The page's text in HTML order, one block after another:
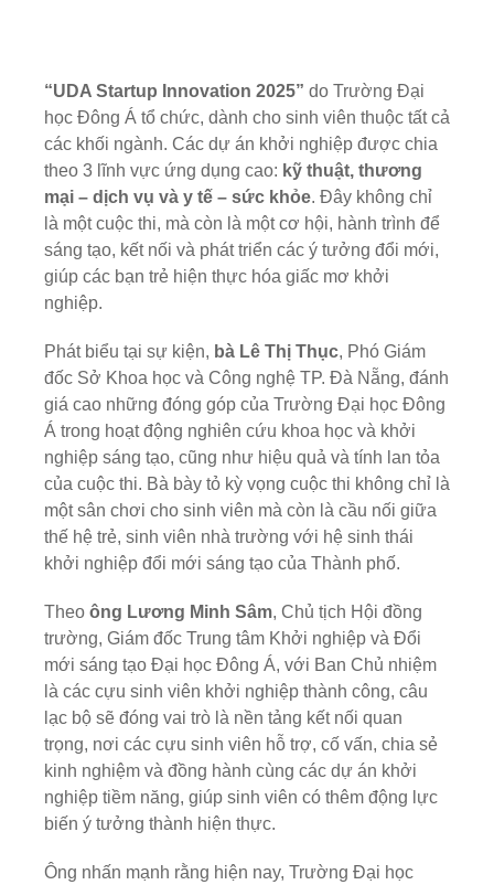
“UDA Startup Innovation 2025” do Trường Đại
học Đông Á tổ chức, dành cho sinh viên thuộc tất cả
các khối ngành. Các dự án khởi nghiệp được chia
theo 3 lĩnh vực ứng dụng cao: kỹ thuật, thương
mại – dịch vụ và y tế – sức khỏe. Đây không chỉ
là một cuộc thi, mà còn là một cơ hội, hành trình để
sáng tạo, kết nối và phát triển các ý tưởng đổi mới,
giúp các bạn trẻ hiện thực hóa giấc mơ khởi
nghiệp.
Phát biểu tại sự kiện, bà Lê Thị Thục, Phó Giám
đốc Sở Khoa học và Công nghệ TP. Đà Nẵng, đánh
giá cao những đóng góp của Trường Đại học Đông
Á trong hoạt động nghiên cứu khoa học và khởi
nghiệp sáng tạo, cũng như hiệu quả và tính lan tỏa
của cuộc thi. Bà bày tỏ kỳ vọng cuộc thi không chỉ là
một sân chơi cho sinh viên mà còn là cầu nối giữa
thế hệ trẻ, sinh viên nhà trường với hệ sinh thái
khởi nghiệp đổi mới sáng tạo của Thành phố.
Theo ông Lương Minh Sâm, Chủ tịch Hội đồng
trường, Giám đốc Trung tâm Khởi nghiệp và Đổi
mới sáng tạo Đại học Đông Á, với Ban Chủ nhiệm
là các cựu sinh viên khởi nghiệp thành công, câu
lạc bộ sẽ đóng vai trò là nền tảng kết nối quan
trọng, nơi các cựu sinh viên hỗ trợ, cố vấn, chia sẻ
kinh nghiệm và đồng hành cùng các dự án khởi
nghiệp tiềm năng, giúp sinh viên có thêm động lực
biến ý tưởng thành hiện thực.
Ông nhấn mạnh rằng hiện nay, Trường Đại học